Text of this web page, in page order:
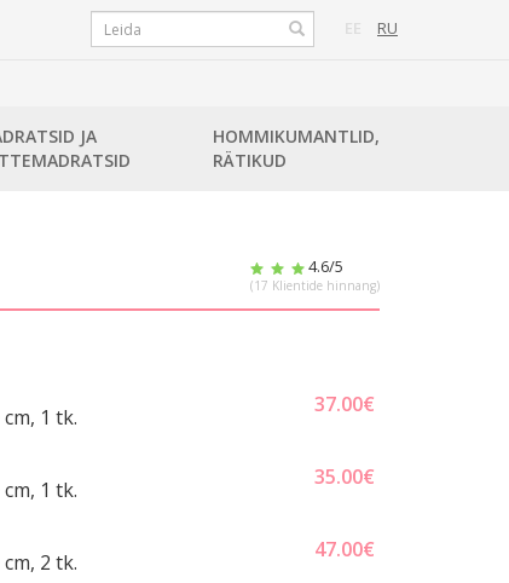
EE RU
JA
HOMMIKUMANTLID,
RÄTIKUD
4.6/5
(17 Klientide hinnang)
1 tk.
37.00€
1 tk.
35.00€
2 tk.
47.00€